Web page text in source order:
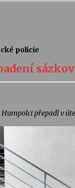
policie
přepadl v